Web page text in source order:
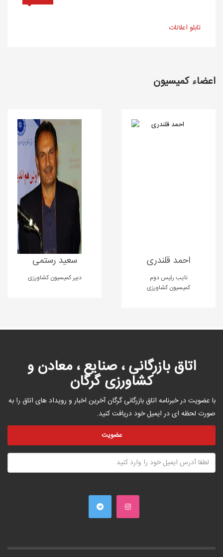
تابلو اعلانات
اعضاء کمیسیون
سعید رستمی
دبیر کمیسیون کشاورزی
احمد قلندری
نایب رئیس دوم
کمیسیون کشاورزی
اتاق بازرگانی ، صنایع ، معادن و
کشاورزی گرگان
با عضویت در خبرنامه اتاق بازرگانی گرگان آخرین اخبار و رویداد های اتاق را به
صورت لحظه ای در ایمیل خود دریافت کنید.